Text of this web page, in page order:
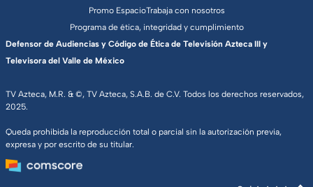
TV Azteca, M.R. & ©, TV Azteca, S.A.B. de C.V. Todos los derechos reservados,
2025.
Queda prohibida la reproducción total o parcial sin la autorización previa,
expresa y por escrito de su titular.
Promo EspacioTrabaja con nosotros
Programa de ética, integridad y cumplimiento
Defensor de Audiencias y Código de Ética de Televisión Azteca III y
Televisora del Valle de México